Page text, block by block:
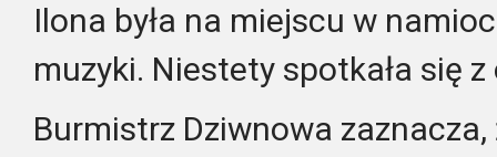
Ilona była na miejscu w
muzyki. Niestety spotkała się
Burmistrz Dziwnowa